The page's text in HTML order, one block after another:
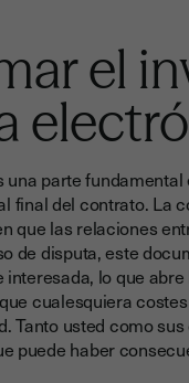
el
una parte
final del contrato. La
que las relaciones
de disputa, este
lo que
cualesquiera
Tanto usted como
puede haber